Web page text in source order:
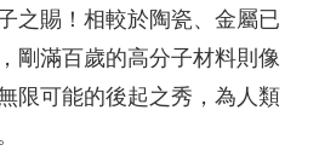
之賜！相較於陶瓷、金屬已
剛滿百歲的高分子材料則像
限可能的後起之秀，為人類